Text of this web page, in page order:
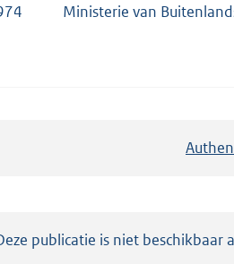
Ministerie van
publicatie is niet beschikbaar